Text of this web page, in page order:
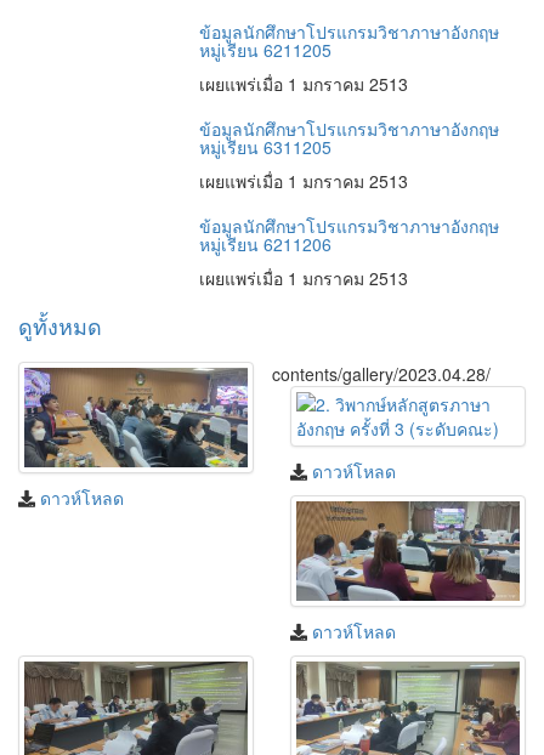
ข้อมูลนักศึกษาโปรแกรมวิชาภาษาอังกฤษ
หมู่เรียน 6211205
เผยแพร่เมื่อ 1 มกราคม 2513
ข้อมูลนักศึกษาโปรแกรมวิชาภาษาอังกฤษ
หมู่เรียน 6311205
เผยแพร่เมื่อ 1 มกราคม 2513
ข้อมูลนักศึกษาโปรแกรมวิชาภาษาอังกฤษ
หมู่เรียน 6211206
เผยแพร่เมื่อ 1 มกราคม 2513
ดูทั้งหมด
contents/gallery/2023.04.28/
ดาวห์โหลด
ดาวห์โหลด
ดาวห์โหลด